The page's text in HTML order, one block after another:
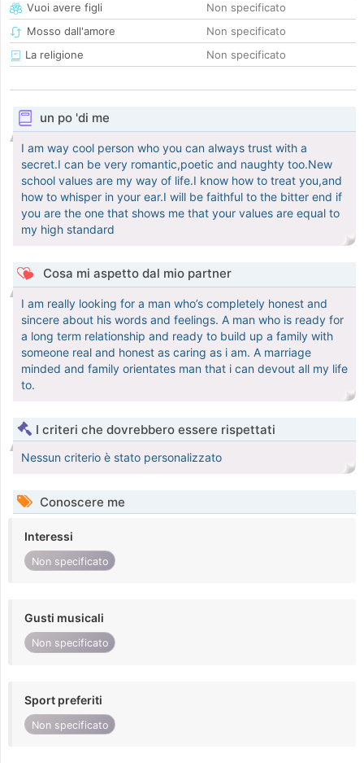
Vuoi avere figli
Non specificato
Mosso dall'amore
Non specificato
La religione
Non specificato
un po 'di me
I am way cool person who you can always trust with a
secret.I can be very romantic,poetic and naughty too.New
school values are my way of life.I know how to treat you,and
how to whisper in your ear.I will be faithful to the bitter end if
you are the one that shows me that your values are equal to
my high standard
Cosa mi aspetto dal mio partner
I am really looking for a man who’s completely honest and
sincere about his words and feelings. A man who is ready for
a long term relationship and ready to build up a family with
someone real and honest as caring as i am. A marriage
minded and family orientates man that i can devout all my life
to.
I criteri che dovrebbero essere rispettati
Nessun criterio è stato personalizzato
Conoscere me
Interessi
Non specificato
Gusti musicali
Non specificato
Sport preferiti
Non specificato